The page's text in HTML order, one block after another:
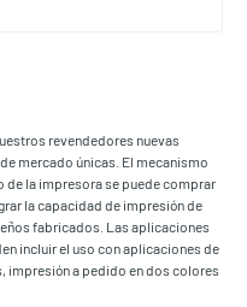
revendedores nuevas
mercado únicas. El mecanismo
la impresora se puede comprar
la capacidad de impresión de
fabricados. Las aplicaciones
incluir el uso con aplicaciones de
impresión a pedido en dos colores